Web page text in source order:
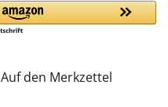
Auf den Merkzettel